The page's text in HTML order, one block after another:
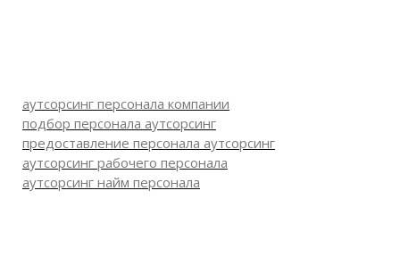
аутсорсинг персонала компании
подбор персонала аутсорсинг
предоставление персонала аутсорсинг
аутсорсинг рабочего персонала
аутсорсинг найм персонала